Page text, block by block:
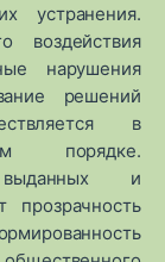
устранения.
воздействия
нарушения
решений
в
порядке.
и
прозрачность